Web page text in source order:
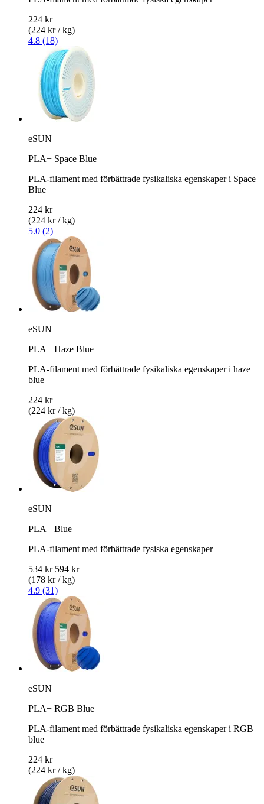
224 kr
(224 kr / kg)
4.8 (18)
eSUN
PLA+ Space Blue
PLA-filament med förbättrade fysikaliska egenskaper i Space
Blue
224 kr
(224 kr / kg)
5.0 (2)
eSUN
PLA+ Haze Blue
PLA-filament med förbättrade fysikaliska egenskaper i haze
blue
224 kr
(224 kr / kg)
eSUN
PLA+ Blue
PLA-filament med förbättrade fysiska egenskaper
534 kr 594 kr
(178 kr / kg)
4.9 (31)
eSUN
PLA+ RGB Blue
PLA-filament med förbättrade fysikaliska egenskaper i RGB
blue
224 kr
(224 kr / kg)